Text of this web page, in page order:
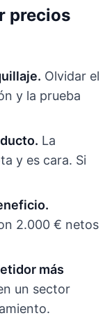
precios
Olvidar el
y la prueba
La
y es cara. Si
2.000 € netos
más
un sector